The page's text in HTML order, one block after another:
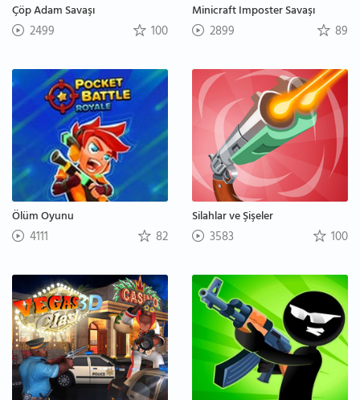
Çöp Adam Savaşı
2499 100
Minicraft Imposter Savaşı
2899 89
Ölüm Oyunu
4111 82
Silahlar ve Şişeler
3583 100